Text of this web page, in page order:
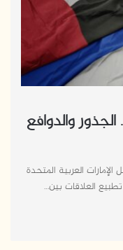
والدوافع
العربية المتحدة
تطبيع العلاقات بين…